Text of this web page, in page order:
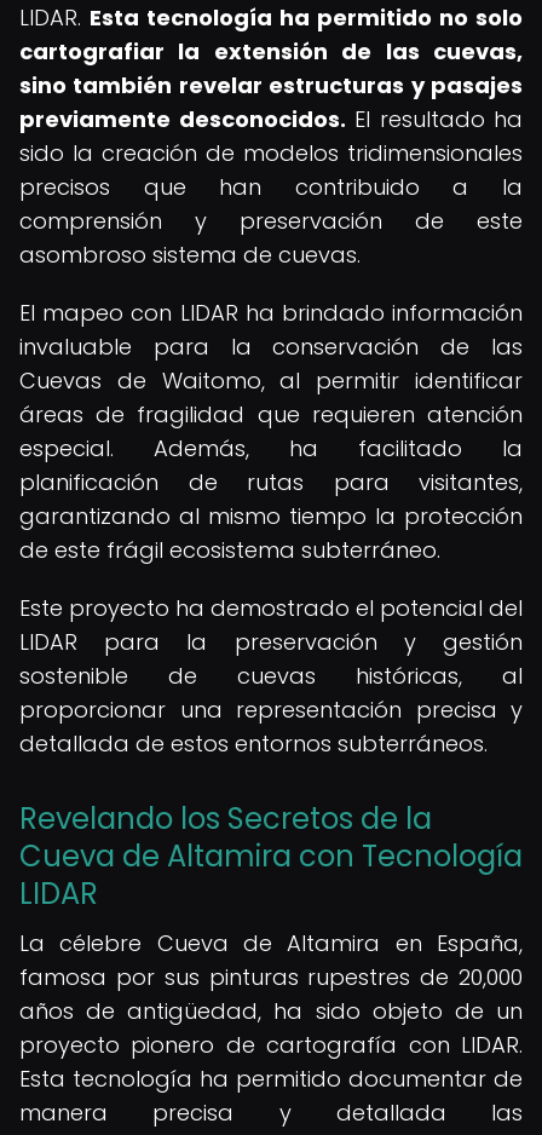
LIDAR. Esta tecnología ha permitido no solo
cartografiar la extensión de las cuevas,
sino también revelar estructuras y pasajes
previamente desconocidos. El resultado ha
sido la creación de modelos tridimensionales
precisos que han contribuido a la
comprensión y preservación de este
asombroso sistema de cuevas.
El mapeo con LIDAR ha brindado información
invaluable para la conservación de las
Cuevas de Waitomo, al permitir identificar
áreas de fragilidad que requieren atención
especial. Además, ha facilitado la
planificación de rutas para visitantes,
garantizando al mismo tiempo la protección
de este frágil ecosistema subterráneo.
Este proyecto ha demostrado el potencial del
LIDAR para la preservación y gestión
sostenible de cuevas históricas, al
proporcionar una representación precisa y
detallada de estos entornos subterráneos.
Revelando los Secretos de la
Cueva de Altamira con Tecnología
LIDAR
La célebre Cueva de Altamira en España,
famosa por sus pinturas rupestres de 20,000
años de antigüedad, ha sido objeto de un
proyecto pionero de cartografía con LIDAR.
Esta tecnología ha permitido documentar de
manera precisa y detallada las